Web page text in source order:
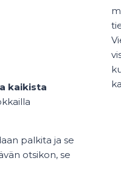
kaikista
palkita ja se
otsikon, se